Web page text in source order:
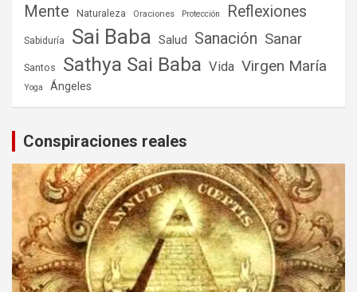
Mente
Naturaleza Oraciones Protección Reflexiones
Sabiduría Sai Baba Salud Sanación Sanar
Santos Sathya Sai Baba Vida Virgen María
Yoga Ángeles
Conspiraciones reales